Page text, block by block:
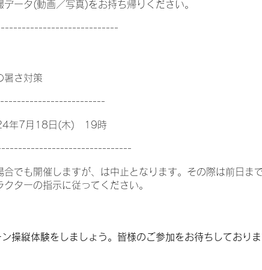
ータ(動画／写真)をお持ち帰りください。
暑さ対策
年7月18日(木) 19時
でも開催しますが、は中止となります。その際は前日ま
ターの指示に従ってください。
操縦体験をしましょう。皆様のご参加をお待ちしておりま